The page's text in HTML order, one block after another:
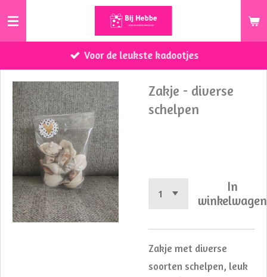
Ga
de
hoofdinhoud
Voor de leukste kadootjes
Zakje - diverse
schelpen
In
winkelwagen
Zakje met diverse
soorten schelpen, leuk